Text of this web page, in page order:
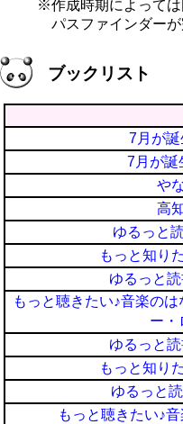
※作成時期によっては図
パスファインダーが完
ブックリスト
7月が
7月が
や
高
ゆるっと
もっと知り
ゆるっと
もっと聴きたい♪音楽の
ー・
ゆるっと
もっと知り
ゆるっと
もっと聴きたい♪